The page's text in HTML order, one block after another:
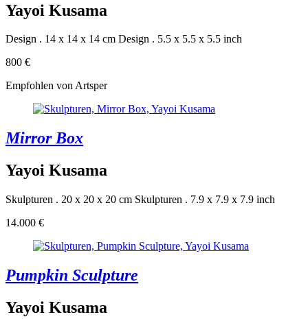
Yayoi Kusama
Design . 14 x 14 x 14 cm Design . 5.5 x 5.5 x 5.5 inch
800 €
Empfohlen von Artsper
Mirror Box
Yayoi Kusama
Skulpturen . 20 x 20 x 20 cm Skulpturen . 7.9 x 7.9 x 7.9 inch
14.000 €
Pumpkin Sculpture
Yayoi Kusama